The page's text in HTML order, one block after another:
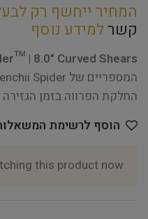
המחיר ייחשף רק
קשרלמידע נוסף
| 8.0" Curved Shears
החלקת הפרווה בזמן
הוסף לרשימת
this product now!